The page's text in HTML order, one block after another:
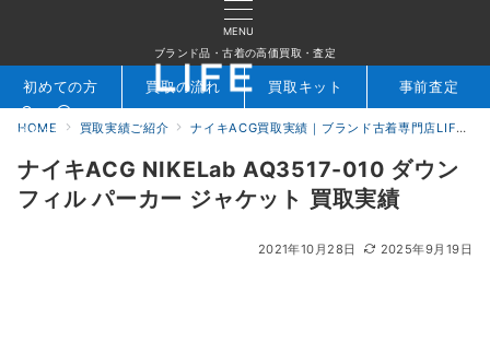
MENU
ブランド品・古着の高価買取・査定
検索 お問合せ
初めての方 買取の流れ 買取キット 事前査定
HOME 買取実績ご紹介 ナイキACG買取実績｜ブランド古着専門店LIFE
ナイキACG NIKELab AQ3517-010 ダウン
フィル パーカー ジャケット 買取実績
2021年10月28日 2025年9月19日